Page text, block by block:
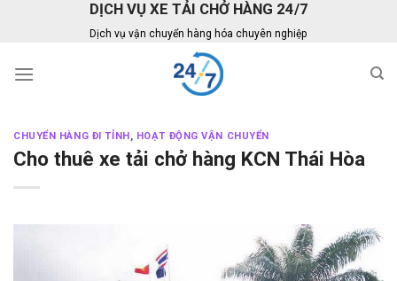
DỊCH VỤ XE TẢI CHỞ HÀNG 24/7
Dịch vụ vận chuyển hàng hóa chuyên nghiệp
CHUYỂN HÀNG ĐI TỈNH , HOẠT ĐỘNG VẬN CHUYỂN
Cho thuê xe tải chở hàng KCN Thái Hòa